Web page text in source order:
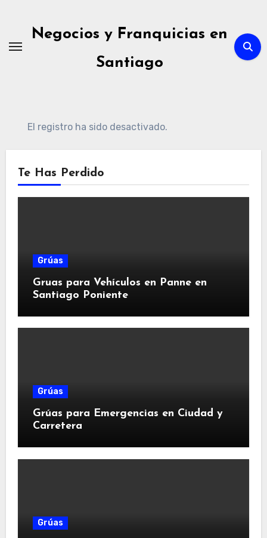
contenidoNegocios y Franquicias en
Santiago
El registro ha sido desactivado.
Te Has Perdido
Grúas
Gruas para Vehículos en Panne en
Santiago Poniente
Grúas
Grúas para Emergencias en Ciudad y
Carretera
Grúas